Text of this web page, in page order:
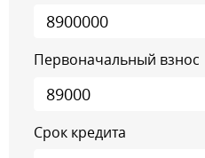
Первоначальный взнос
Срок кредита